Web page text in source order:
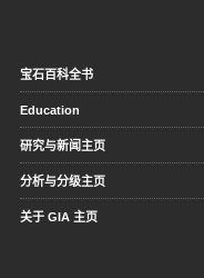
宝石百科全书
Education
研究与新闻主页
分析与分级主页
关于 GIA 主页